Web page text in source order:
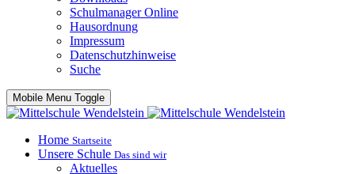
Schulmanager Online
Hausordnung
Impressum
Datenschutzhinweise
Suche
Mobile Menu Toggle
Home Startseite
Unsere Schule Das sind wir
Aktuelles